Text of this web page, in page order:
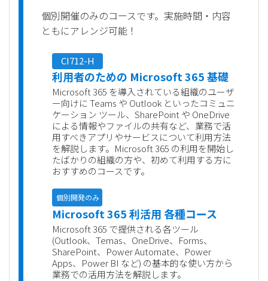
個別開催のみのコースです。実施時間・内容
ともにアレンジ可能！
CI712-H
利用者のための Microsoft 365 基礎
Microsoft 365 を導入されている組織のユーザ
ー向けに Teams や Outlook といったコミュニ
ケーション ツール、SharePoint や OneDrive
による情報やファイルの共有など、業務で活
用すべきアプリやサービスについて利用方法
を解説します。Microsoft 365 の利用を開始し
たばかりの組織の方や、初めて利用する方に
おすすめのコースです。
個別開発のみ
Microsoft 365 利活用 各種コース
Microsoft 365 で提供される各ツール
(Outlook、Temas、OneDrive、Forms、
SharePoint、Power Automate、Power
Apps、Power BI など) の基本的な使い方から
業務での活用方法を解説します。